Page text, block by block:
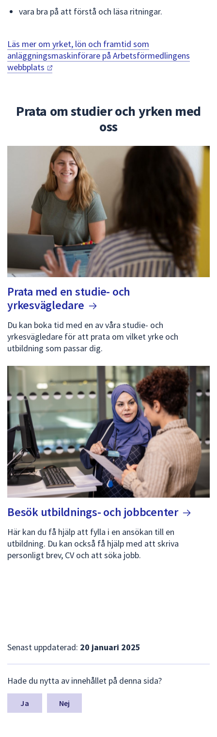
vara bra på att förstå och läsa ritningar.
Läs mer om yrket, lön och framtid som
anläggningsmaskinförare på Arbetsförmedlingens
webbplats
Prata om studier och yrken med
oss
Prata med en studie- och
yrkesvägledare
Du kan boka tid med en av våra studie- och
yrkesvägledare för att prata om vilket yrke och
utbildning som passar dig.
Besök utbildnings- och jobbcenter
Här kan du få hjälp att fylla i en ansökan till en
utbildning. Du kan också få hjälp med att skriva
personligt brev, CV och att söka jobb.
Senast uppdaterad: 20 januari 2025
ä
m
a
Hade du nytta av innehållet på denna sida?
Nej